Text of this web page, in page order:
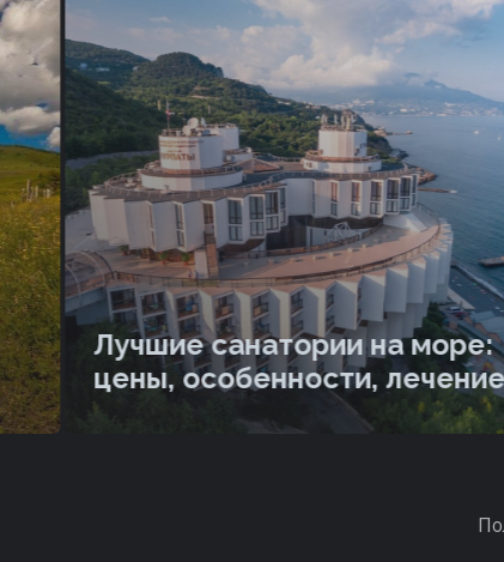
Лучшие санатории на море:
цены, особенности, лечение